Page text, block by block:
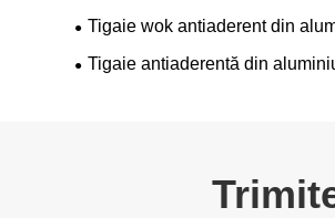
Tigaie wok antiaderent din
Tigaie antiaderentă din